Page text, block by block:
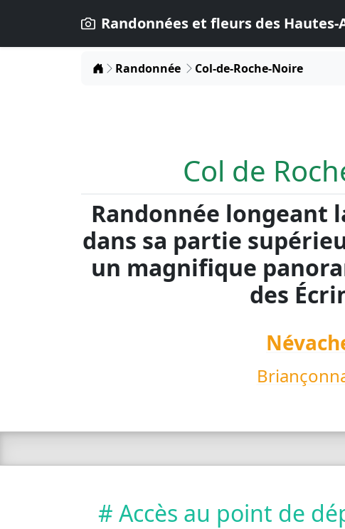
Randonnées et fleurs des Hautes-
Home
Randonnée Col-de-Roche-Noire
Col de
Randonnée longeant
dans sa partie
un magnifique
des
# Accès au point de